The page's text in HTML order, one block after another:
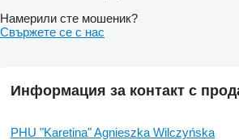
Намерили сте мошеник?
Свържете се с нас
Информация за контакт с
PHU "Karetina" Agnieszka Wilczyńska